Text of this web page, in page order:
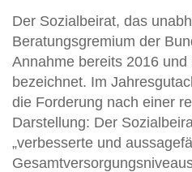
Der Sozialbeirat, das
Beratungsgremium der
Annahme bereits 2016 und
bezeichnet. Im
die Forderung nach einer
Darstellung: Der
„verbesserte und